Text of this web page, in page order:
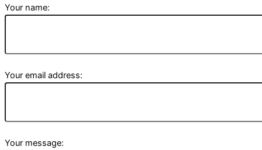
Your name:
Your email address:
Your message: